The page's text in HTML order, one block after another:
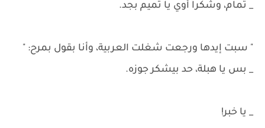
_ تمام، وشُكراً أوي يا تميم بجد.
" سبت إيدها ورجعت شغلت العربية، وأنا بقول بمرح: "
_ بس يا هبلة، حد بيشكر جوزه.
_ يا خبر!